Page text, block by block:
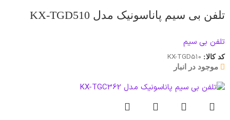
تلفن بی سیم پاناسونیک مدل KX-TGD510
تلفن بی سیم
کد کالا: KX-TGD510
موجود در انبار